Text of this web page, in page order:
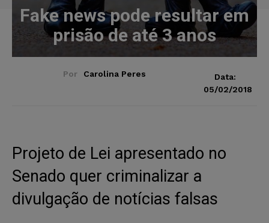
Fake news pode resultar em
prisão de até 3 anos
Por Carolina Peres
Data:
05/02/2018
Projeto de Lei apresentado no
Senado quer criminalizar a
divulgação de notícias falsas